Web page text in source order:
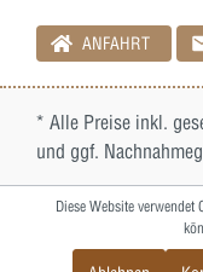
ANFAHRT
* Alle Preise inkl.
und ggf.
Diese Website